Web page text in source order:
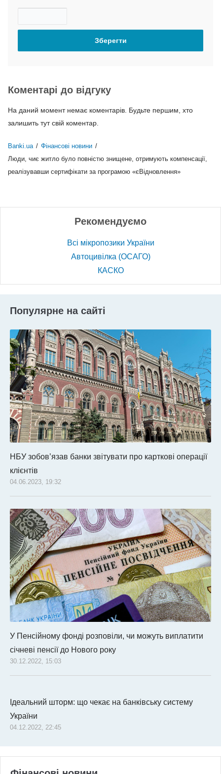
Коментарі до відгуку
На даний момент немає коментарів. Будьте першим, хто
залишить тут свій коментар.
Banki.ua / Фінансові новини /
Люди, чиє житло було повністю знищене, отримують компенсації,
реалізувавши сертифікати за програмою «єВідновлення»
Рекомендуємо
Всі мікропозики України
Автоцивілка (ОСАГО)
КАСКО
Популярне на сайті
НБУ зобов’язав банки звітувати про карткові операції
клієнтів
04.06.2023, 19:32
У Пенсійному фонді розповіли, чи можуть виплатити
січневі пенсії до Нового року
30.12.2022, 15:03
Ідеальний шторм: що чекає на банківську систему
України
04.12.2022, 22:45